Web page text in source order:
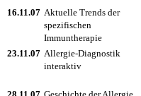
16.11.07 Aktuelle Trends der
spezifischen
Immuntherapie
23.11.07 Allergie-Diagnostik
interaktiv